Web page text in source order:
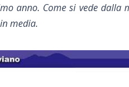
anno. Come si vede
media.